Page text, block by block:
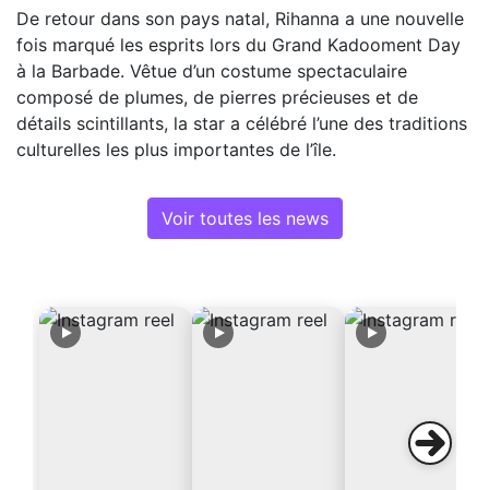
De retour dans son pays natal, Rihanna a une nouvelle
fois marqué les esprits lors du Grand Kadooment Day
à la Barbade. Vêtue d’un costume spectaculaire
composé de plumes, de pierres précieuses et de
détails scintillants, la star a célébré l’une des traditions
culturelles les plus importantes de l’île.
Voir toutes les news